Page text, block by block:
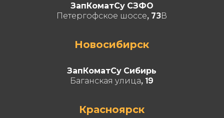
ЗапКоматСу СЗФО
Петергофское шоссе, 73В
Новосибирск
ЗапКоматСу Сибирь
Баганская улица, 19
Красноярск